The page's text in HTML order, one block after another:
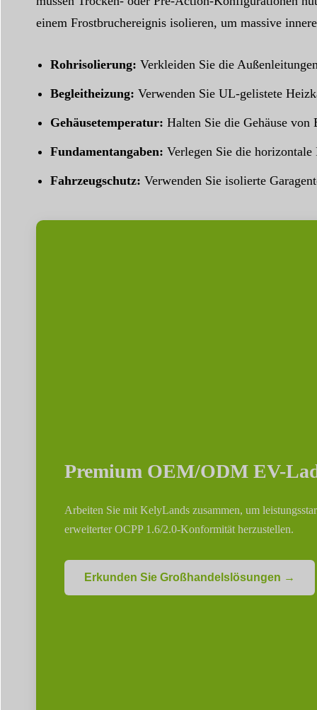
einem Frostbruchereignis isolieren, um massive
Rohrisolierung: Verkleiden Sie die
Begleitheizung: Verwenden Sie UL-gelistete
Gehäusetemperatur: Halten Sie die Gehäuse von
Fundamentangaben: Verlegen Sie die
Fahrzeugschutz: Verwenden Sie isolierte
Premium OEM/ODM EV-
Arbeiten Sie mit KelyLands zusammen, um
erweiterter OCPP 1.6/2.0-Konformität herzustellen.
Erkunden Sie Großhandelslösungen →